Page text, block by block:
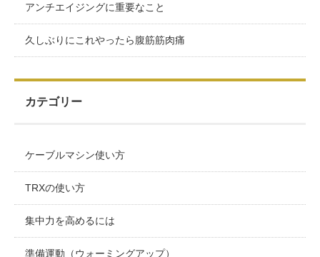
アンチエイジングに重要なこと
久しぶりにこれやったら腹筋筋肉痛
カテゴリー
ケーブルマシン使い方
TRXの使い方
集中力を高めるには
準備運動（ウォーミングアップ）